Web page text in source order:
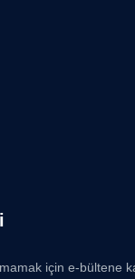
için e-bültene